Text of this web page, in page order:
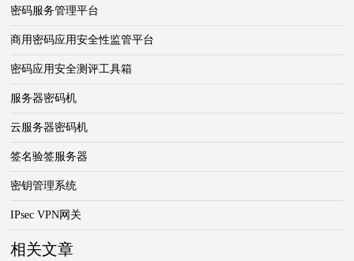
密码服务管理平台
商用密码应用安全性监管平台
密码应用安全测评工具箱
服务器密码机
云服务器密码机
签名验签服务器
密钥管理系统
IPsec VPN网关
相关文章